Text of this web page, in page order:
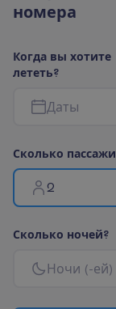
номера
Когда вы хотите
лететь?
Даты
Сколько пассажи
2
Сколько ночей?
Ночи (-ей)